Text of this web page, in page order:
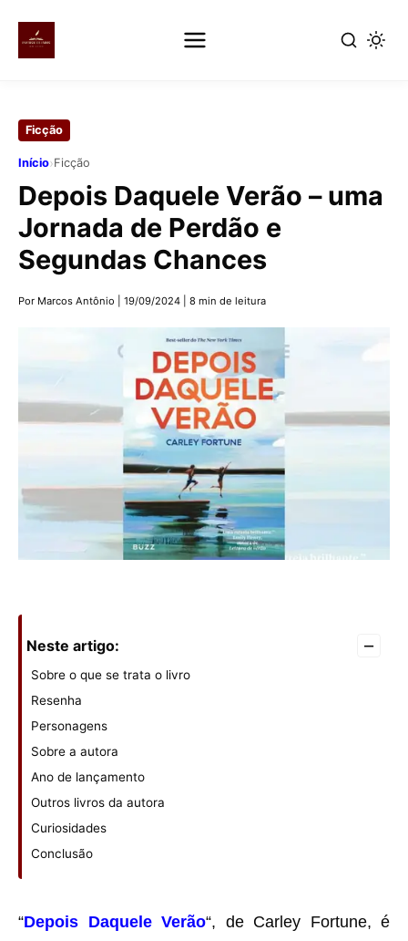
conteúdo
principal
Ficção
Início›Ficção
Depois Daquele Verão – uma
Jornada de Perdão e
Segundas Chances
Por Marcos Antônio 19/09/2024 8 min de leitura
Neste artigo: –
Sobre o que se trata o livro
Resenha
Personagens
Sobre a autora
Ano de lançamento
Outros livros da autora
Curiosidades
Conclusão
“Depois Daquele Verão“, de Carley Fortune, é